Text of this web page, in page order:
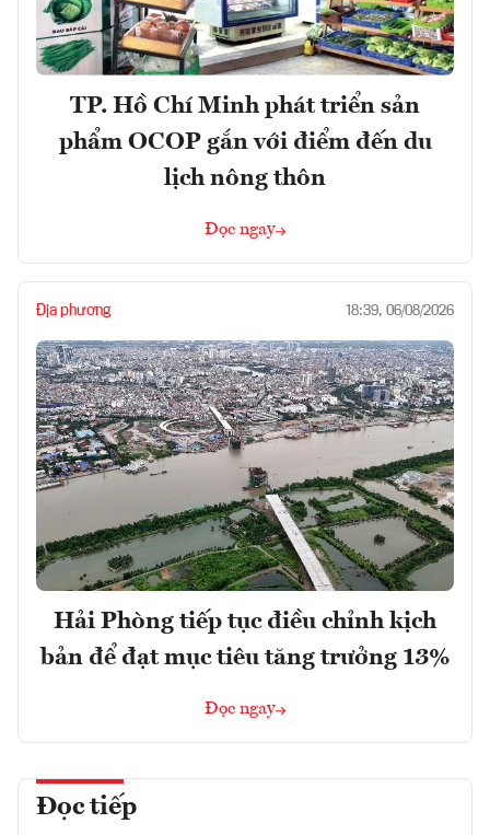
TP. Hồ Chí Minh phát triển sản
phẩm OCOP gắn với điểm đến du
lịch nông thôn
Đọc ngay
Địa phương 18:39, 06/08/2026
Hải Phòng tiếp tục điều chỉnh kịch
bản để đạt mục tiêu tăng trưởng 13%
Đọc ngay
Đọc tiếp